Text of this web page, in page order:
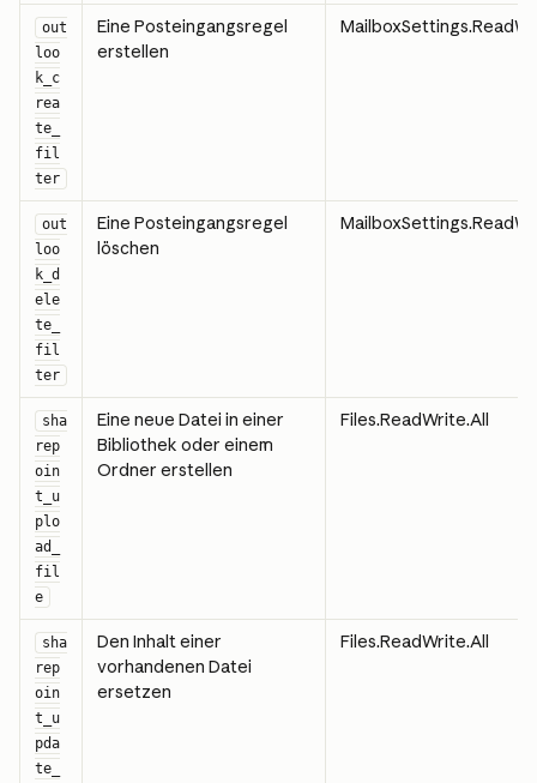
out
loo
k_c
rea
te_
fil
ter
Eine Posteingangsregel
erstellen
out
loo
k_d
ele
te_
fil
ter
Eine Posteingangsregel
löschen
sha
rep
oin
t_u
plo
ad_
fil
e
Eine neue Datei in einer
Bibliothek oder einem
Ordner erstellen
Files.ReadWrite.All
sha
rep
oin
t_u
pda
te_
Den Inhalt einer
vorhandenen Datei
ersetzen
Files.ReadWrite.All